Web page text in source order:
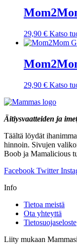
29,90 € Katso
29,90 € Katso
Äitiysvaatteiden ja
Täältä löydät
hinnoin. Sivujen
Boob ja Mamalicious
Facebook Twitter
Info
Tietoa meistä
Ota yhteyttä
Tietosuojaseloste
Liity mukaan